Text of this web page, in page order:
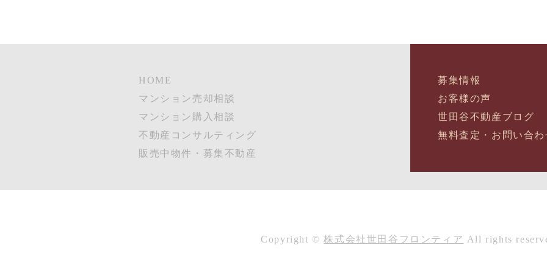
HOME
マンション売却相談
マンション購入相談
不動産コンサルティング
販売中物件・募集不動産
募集情報
お客様の声
世田谷不動産ブログ
無料査定・お問い合わ
Copyright ©株式会社世田谷フロンティア All rights